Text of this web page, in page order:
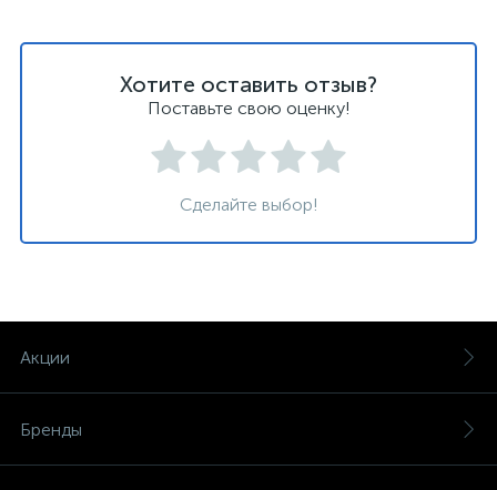
Хотите оставить отзыв?
Поставьте свою оценку!
Сделайте выбор!
Акции
Бренды